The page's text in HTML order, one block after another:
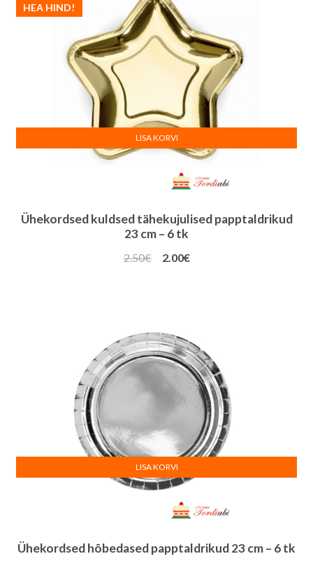
Ühekordsed kuldsed tähekujulised papptaldrikud
23 cm – 6 tk
HEA HIND!
2.50€
Algne
2.00€Praegune
LISA KORVI
Ühekordsed hõbedased papptaldrikud 23 cm – 6 tk
LISA KORVI